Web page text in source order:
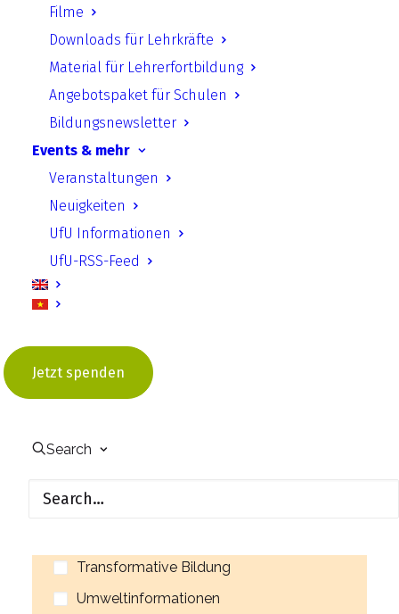
Filme
Downloads für Lehrkräfte
Material für Lehrerfortbildung
Angebotspaket für Schulen
Bildungsnewsletter
Events & mehr
Veranstaltungen
Neuigkeiten
UfU Informationen
UfU-RSS-Feed
Jetzt spenden
Search
Andere Publikationen
Paper
Jahresberichte
Podcast
Beiträge aus den Themenfeldern
Klimaschutz
Invasive Arten & Naturschutz
Energiesparen an Schulen
Energiewende
Klima- und Umweltgerechtigkeit
Partizipation
Transformative Bildung
Umweltinformationen